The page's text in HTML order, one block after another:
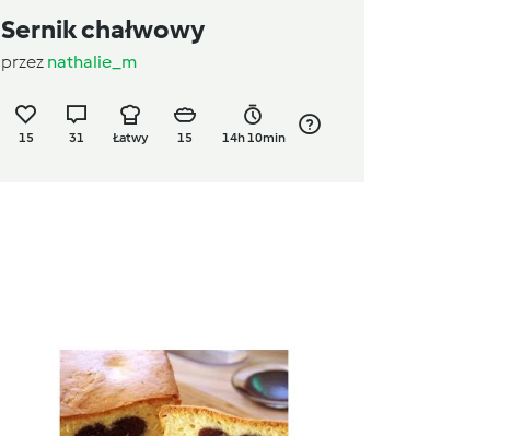
Sernik chałwowy
przez nathalie_m
15 31 Łatwy 15 14h 10min